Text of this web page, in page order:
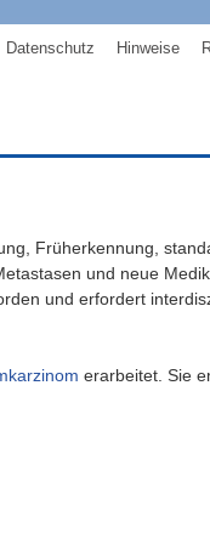
Datenschutz Hinweise
Früherkennung,
und neue
und erfordert
erarbeitet. Sie